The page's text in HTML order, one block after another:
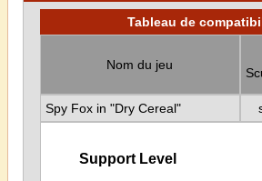
Tableau de
Nom du jeu
Spy Fox in "Dry Cereal"
Support Level